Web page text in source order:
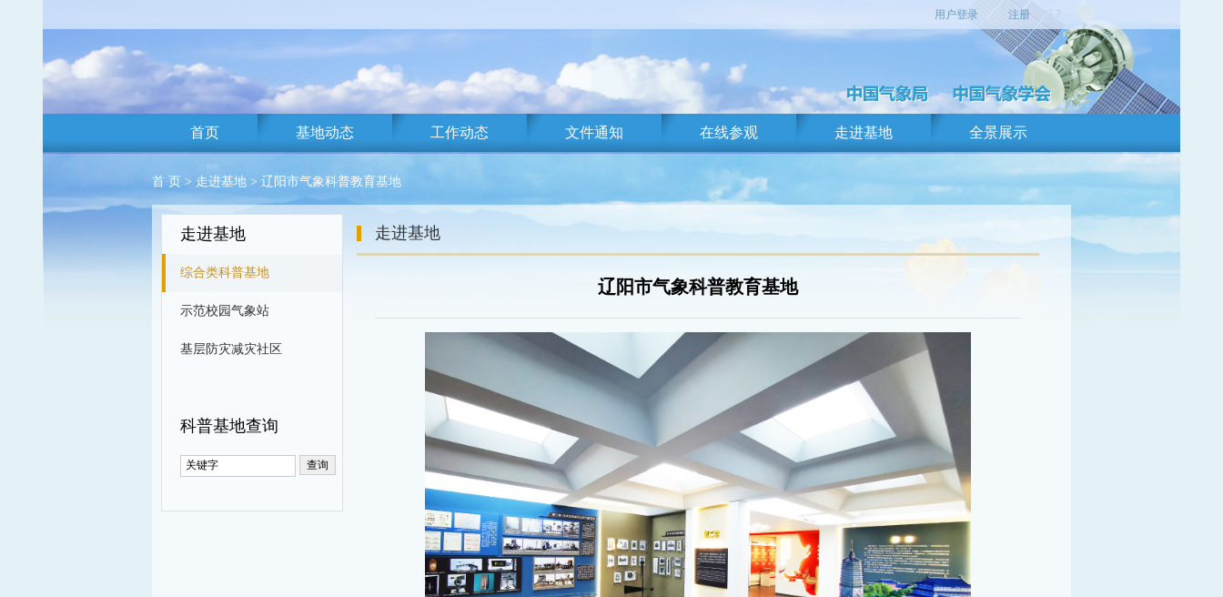
用户登录 注册
首页 基地动态 工作动态 文件通知 在线参观 走进基地 全景展示
首 页 > 走进基地 > 辽阳市气象科普教育基地
走进基地
综合类科普基地
示范校园气象站
基层防灾减灾社区
科普基地查询
走进基地
辽阳市气象科普教育基地